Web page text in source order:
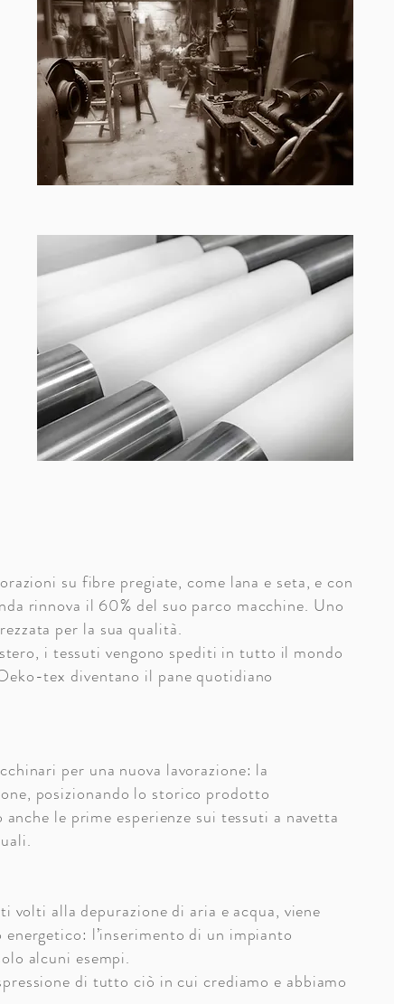
su fibre pregiate, come lana e seta, e con
rinnova il 60% del suo parco macchine. Uno
per la sua qualità.
i tessuti vengono spediti in tutto il mondo
tex diventano il pane quotidiano
per una nuova lavorazione: la
posizionando lo storico prodotto
le prime esperienze sui tessuti a navetta
alla depurazione di aria e acqua, viene
l’inserimento di un impianto
alcuni esempi.
di tutto ciò in cui crediamo e abbiamo